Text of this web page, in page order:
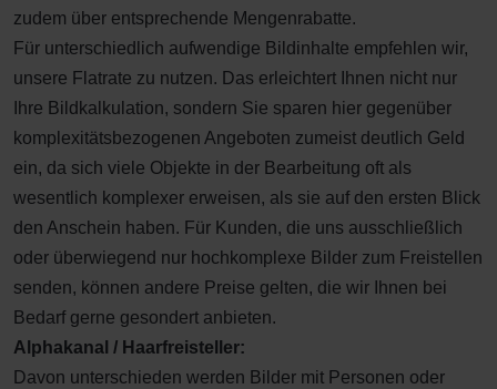
zudem über entsprechende Mengenrabatte.
Für unterschiedlich aufwendige Bildinhalte empfehlen wir,
unsere Flatrate zu nutzen. Das erleichtert Ihnen nicht nur
Ihre Bildkalkulation, sondern Sie sparen hier gegenüber
komplexitätsbezogenen Angeboten zumeist deutlich Geld
ein, da sich viele Objekte in der Bearbeitung oft als
wesentlich komplexer erweisen, als sie auf den ersten Blick
den Anschein haben. Für Kunden, die uns ausschließlich
oder überwiegend nur hochkomplexe Bilder zum Freistellen
senden, können andere Preise gelten, die wir Ihnen bei
Bedarf gerne gesondert anbieten.
Alphakanal / Haarfreisteller:
Davon unterschieden werden Bilder mit Personen oder